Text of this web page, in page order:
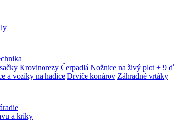
Krovinorezy Čerpadlá Nožnice na živý plot + 9
a vozíky na hadice Drviče konárov Záhradné vrtáky
a kríky